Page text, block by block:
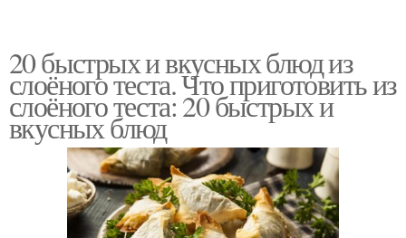
20 быстрых и вкусных блюд из
слоёного теста. Что приготовить из
слоёного теста: 20 быстрых и
вкусных блюд